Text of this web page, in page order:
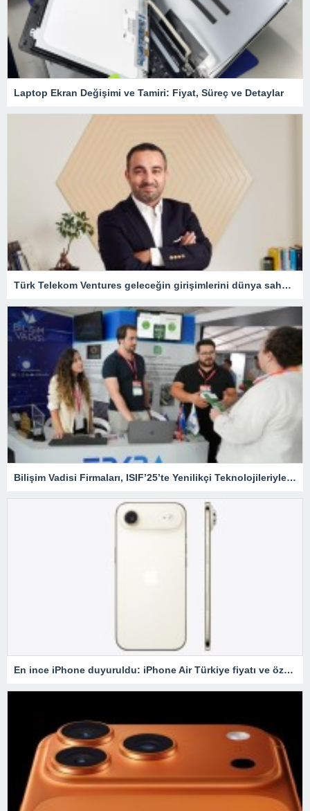
Laptop Ekran Değişimi ve Tamiri: Fiyat, Süreç ve Detaylar
Türk Telekom Ventures geleceğin girişimlerini dünya sahnesine taşıyor
Bilişim Vadisi Firmaları, ISIF’25’te Yenilikçi Teknolojileriyle Sahne Alıyor
En ince iPhone duyuruldu: iPhone Air Türkiye fiyatı ve özellikleri